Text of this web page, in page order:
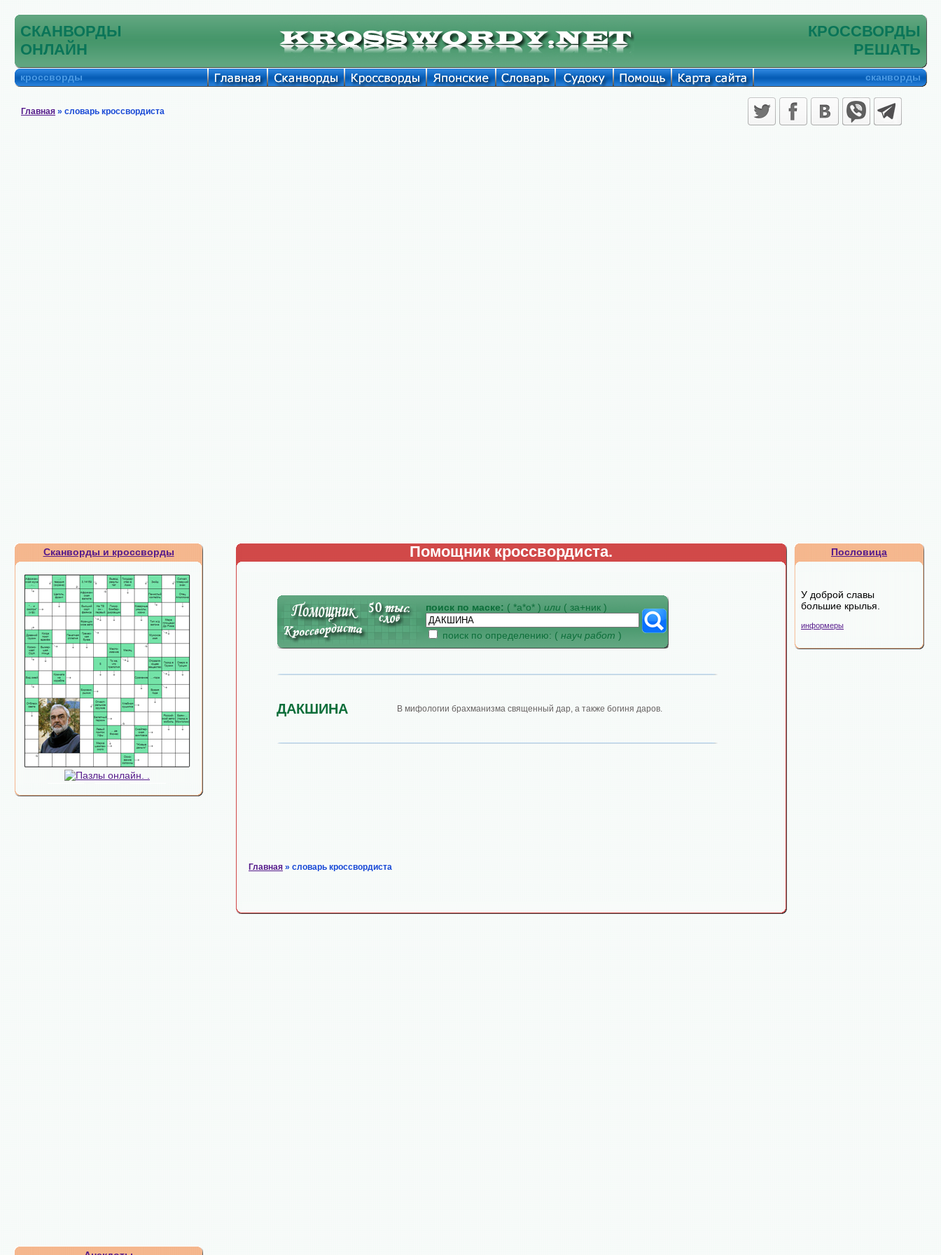
СКАНВОРДЫ
ОНЛАЙН
КРОССВОРДЫ
РЕШАТЬ
кроссворды сканворды
Главная » словарь кроссвордиста
Сканворды и кроссворды Помощник кроссвордиста.
поиск по маске: ( *а*о* ) или ( за+ник )
поиск по определению: ( науч работ )
ДАКШИНА В мифологии брахманизма священный дар, а также богиня даров.
Главная » словарь кроссвордиста
Пословица
У доброй славы
большие крылья.
информеры